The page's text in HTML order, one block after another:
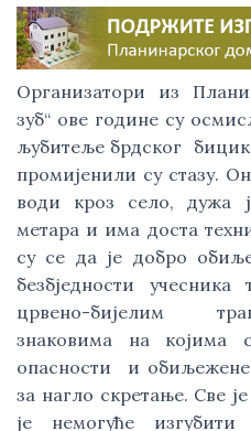
Организатори из
зуб“ ове године су
љубитеље брдског
промијенили су стазу.
води кроз село, дужа
метара и има доста
су се да је добро
безбједности
црвено-бијелим
знаковима на којима
опасности  и
за нагло скретање. Све
је немогуће